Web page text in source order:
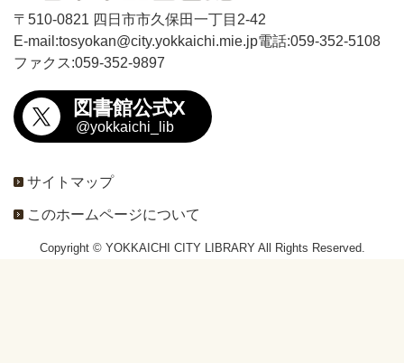
〒510-0821 四日市市久保田一丁目2-42
E-mail:tosyokan@city.yokkaichi.mie.jp電話:059-352-5108
ファクス:059-352-9897
図書館公式X
@yokkaichi_lib
サイトマップ
このホームページについて
Copyright © YOKKAICHI CITY LIBRARY All Rights Reserved.